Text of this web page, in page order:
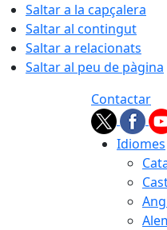
Saltar a la capçalera
Saltar al contingut
Saltar a relacionats
Saltar al peu de pàgina
Contactar
Idiomes